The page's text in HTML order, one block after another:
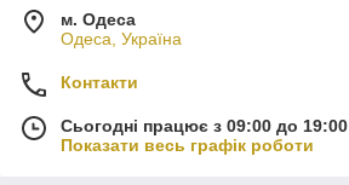
м. Одеса
Одеса, Україна
Контакти
Сьогодні працює з 09:00 до 19:00
Показати весь графік роботи